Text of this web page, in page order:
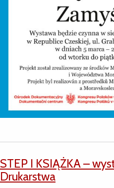
STEP I KSIĄŻKA –
Drukarstwa